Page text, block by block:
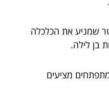
שמניע את הכלכלה
בן לילה.
מתפתחים מציעים